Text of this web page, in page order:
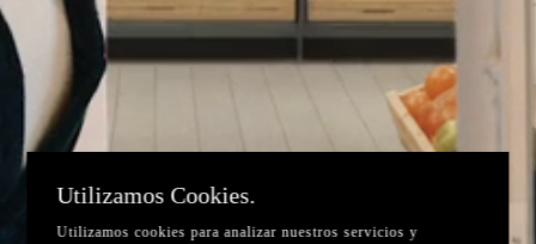
Utilizamos Cookies.
Utilizamos cookies para analizar nuestros servicios y